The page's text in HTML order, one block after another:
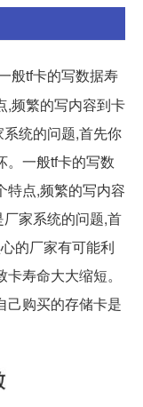
般tf卡的写数据寿
,频繁的写内容到卡
统的问题,首先你
。一般tf卡的写数
特点,频繁的写内容
家系统的问题,首
的厂家有可能利
寿命大大缩短。
己购买的存储卡是